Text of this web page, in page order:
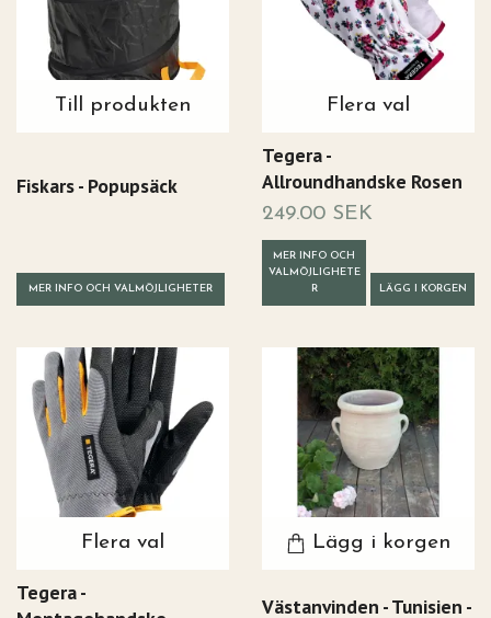
Till produkten
Fiskars - Popupsäck
MER INFO OCH VALMÖJLIGHETER
Flera val
Tegera -
Allroundhandske Rosen
249.00 SEK
MER INFO OCH
VALMÖJLIGHETE
R
LÄGG I KORGEN
Flera val
Tegera -
Lägg i korgen
Västanvinden - Tunisien -